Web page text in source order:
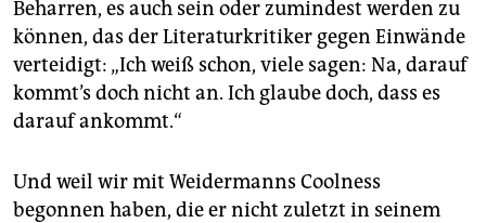
Beharren, es auch sein oder zumindest werden zu
können, das der Literaturkritiker gegen Einwände
verteidigt: „Ich weiß schon, viele sagen: Na, darauf
kommt’s doch nicht an. Ich glaube doch, dass es
darauf ankommt.“
Und weil wir mit Weidermanns Coolness
begonnen haben, die er nicht zuletzt in seinem